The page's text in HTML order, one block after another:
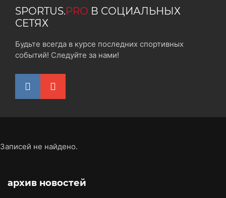
SPORTUS.PRO В СОЦИАЛЬНЫХ
СЕТЯХ
Будьте всегда в курсе последних спортивных
событий! Следуйте за нами!
Записей не найдено.
архив новостей